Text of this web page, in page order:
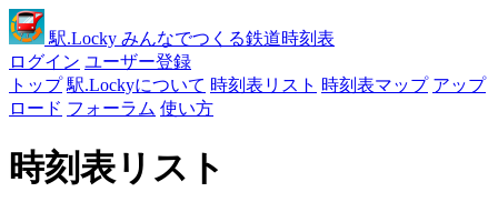
駅.Locky みんなでつくる鉄道時刻表
ログイン ユーザー登録
トップ 駅.Lockyについて 時刻表リスト 時刻表マップ アップ
ロード フォーラム 使い方
時刻表リスト